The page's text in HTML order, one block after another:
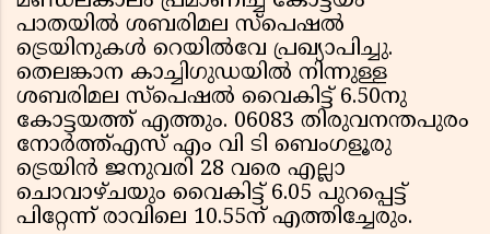
പാതയില്‍ ശബരിമല സ്‌പെഷല്‍
ട്രെയിനുകള്‍ റെയില്‍വേ പ്രഖ്യാപിച്ചു.
തെലങ്കാന കാച്ചിഗുഡയില്‍ നിന്നുള്ള
ശബരിമല സ്‌പെഷല്‍ വൈകിട്ട് 6.50നു
കോട്ടയത്ത് എത്തും. 06083 തിരുവനന്തപുരം
നോര്‍ത്ത്എസ് എം വി ടി ബെംഗളൂരു
ട്രെയിന്‍ ജനുവരി 28 വരെ എല്ലാ
ചൊവാഴ്ചയും വൈകിട്ട് 6.05 പുറപ്പെട്ട്
പിറ്റേന്ന് രാവിലെ 10.55ന് എത്തിച്ചേരും.